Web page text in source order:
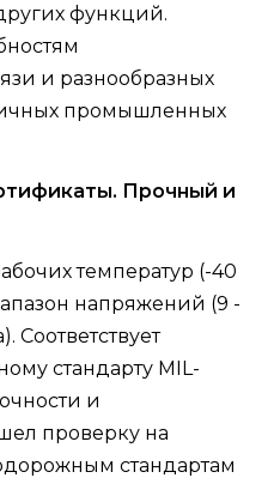
функций.
и разнообразных
промышленных
Прочный и
температур (-40
напряжений (9 -
Соответствует
стандарту MIL-
и
проверку на
стандартам